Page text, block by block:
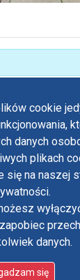
cookie
danych
plikach
się na naszej
danych.
się
Jasnej
w